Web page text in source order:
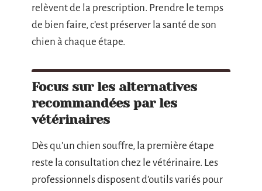
relèvent de la prescription. Prendre le temps
de bien faire, c’est préserver la santé de son
chien à chaque étape.
Focus sur les alternatives
recommandées par les
vétérinaires
Dès qu’un chien souffre, la première étape
reste la consultation chez le vétérinaire. Les
professionnels disposent d’outils variés pour